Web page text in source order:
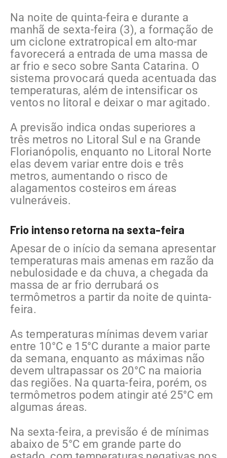
Na noite de quinta-feira e durante a
manhã de sexta-feira (3), a formação de
um ciclone extratropical em alto-mar
favorecerá a entrada de uma massa de
ar frio e seco sobre Santa Catarina. O
sistema provocará queda acentuada das
temperaturas, além de intensificar os
ventos no litoral e deixar o mar agitado.
A previsão indica ondas superiores a
três metros no Litoral Sul e na Grande
Florianópolis, enquanto no Litoral Norte
elas devem variar entre dois e três
metros, aumentando o risco de
alagamentos costeiros em áreas
vulneráveis.
Frio intenso retorna na sexta-feira
Apesar de o início da semana apresentar
temperaturas mais amenas em razão da
nebulosidade e da chuva, a chegada da
massa de ar frio derrubará os
termômetros a partir da noite de quinta-
feira.
As temperaturas mínimas devem variar
entre 10°C e 15°C durante a maior parte
da semana, enquanto as máximas não
devem ultrapassar os 20°C na maioria
das regiões. Na quarta-feira, porém, os
termômetros podem atingir até 25°C em
algumas áreas.
Na sexta-feira, a previsão é de mínimas
abaixo de 5°C em grande parte do